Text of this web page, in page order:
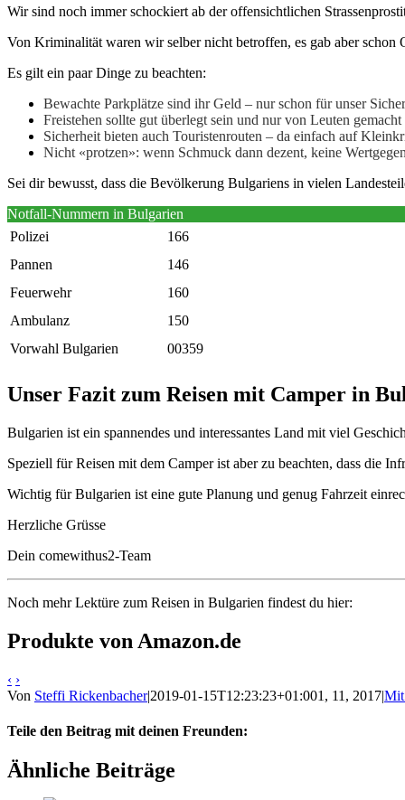
Wir sind noch immer schockiert ab der offensichtlichen
Von Kriminalität waren wir selber nicht betroffen, es gab aber
Es gilt ein paar Dinge zu beachten:
Bewachte Parkplätze sind ihr Geld – nur schon für unser
Freistehen sollte gut überlegt sein und nur von Leuten
Sicherheit bieten auch Touristenrouten – da einfach auf
Nicht «protzen»: wenn Schmuck dann dezent, keine
Sei dir bewusst, dass die Bevölkerung Bulgariens in vielen
Notfall-Nummern in Bulgarien
Polizei
166
Pannen
146
Feuerwehr
160
Ambulanz
150
Vorwahl Bulgarien
00359
Unser Fazit zum Reisen mit Camper in
Bulgarien ist ein spannendes und interessantes Land mit viel
Speziell für Reisen mit dem Camper ist aber zu beachten, dass die
Wichtig für Bulgarien ist eine gute Planung und genug Fahrzeit
Herzliche Grüsse
Dein comewithus2-Team
Noch mehr Lektüre zum Reisen in Bulgarien findest du hier:
Produkte von Amazon.de
‹ ›
Von Steffi Rickenbacher|2019-01-15T12:23:23+01:001, 11, 2017|Mit
Teile den Beitrag mit deinen Freunden:
Facebook
Twitter
LinkedIn
Google+
Pinterest
Email
Ähnliche Beiträge